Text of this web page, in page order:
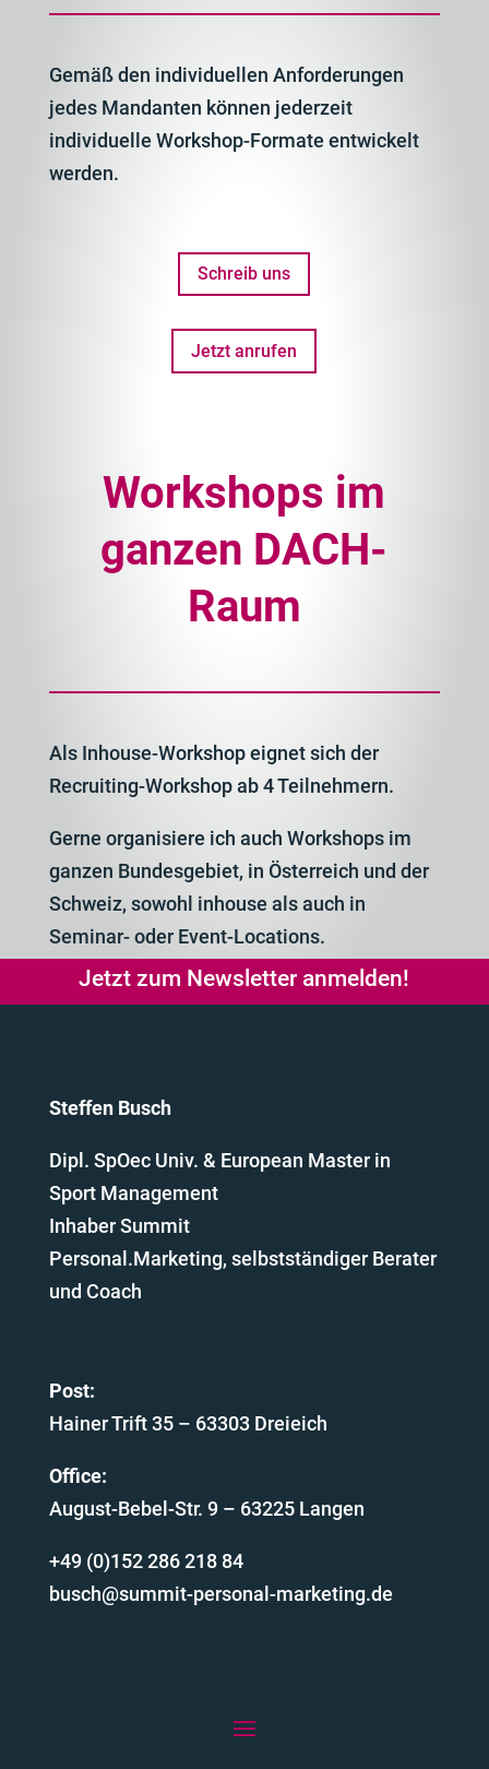
Gemäß den individuellen Anforderungen
jedes Mandanten können jederzeit
individuelle Workshop-Formate entwickelt
werden.
Schreib uns
Jetzt anrufen
Workshops im
ganzen DACH-
Raum
Als Inhouse-Workshop eignet sich der
Recruiting-Workshop ab 4 Teilnehmern.
Gerne organisiere ich auch Workshops im
ganzen Bundesgebiet, in Österreich und der
Schweiz, sowohl inhouse als auch in
Seminar- oder Event-Locations.
Jetzt zum Newsletter anmelden!
Steffen Busch
Dipl. SpOec Univ. & European Master in
Sport Management
Inhaber Summit
Personal.Marketing, selbstständiger Berater
und Coach
Post:
Hainer Trift 35 – 63303 Dreieich
Office:
August-Bebel-Str. 9 – 63225 Langen
+49 (0)152 286 218 84
ed.gnitekram-lanosrep­-timmus@hcsub